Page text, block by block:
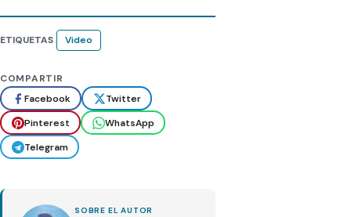
ETIQUETAS Video
COMPARTIR
Facebook
Twitter
Pinterest
WhatsApp
Telegram
SOBRE EL AUTOR